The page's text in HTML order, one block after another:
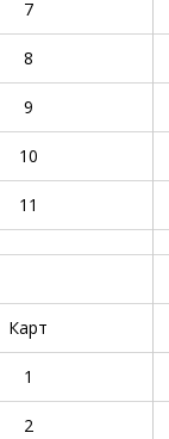
7
8
9
10
11
Карт
1
2